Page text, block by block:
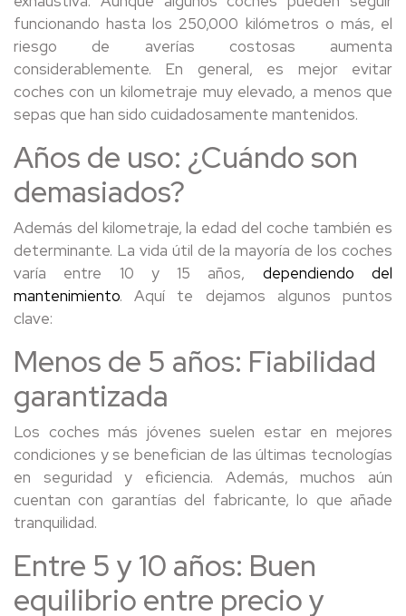
funcionando hasta los 250,000 kilómetros o más, el
riesgo de averías costosas aumenta
considerablemente. En general, es mejor evitar
coches con un kilometraje muy elevado, a menos que
sepas que han sido cuidadosamente mantenidos.
Años de uso: ¿Cuándo son
demasiados?
Además del kilometraje, la edad del coche también es
determinante. La vida útil de la mayoría de los coches
varía entre 10 y 15 años, dependiendo del
mantenimiento. Aquí te dejamos algunos puntos
clave:
Menos de 5 años: Fiabilidad
garantizada
Los coches más jóvenes suelen estar en mejores
condiciones y se benefician de las últimas tecnologías
en seguridad y eficiencia. Además, muchos aún
cuentan con garantías del fabricante, lo que añade
tranquilidad.
Entre 5 y 10 años: Buen
equilibrio entre precio y